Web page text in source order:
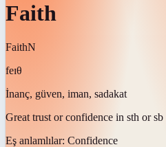
Faith
FaithN
feɪθ
İnanç, güven, iman, sadakat
Great trust or confidence in sth or sb
Eş anlamlılar: Confidence